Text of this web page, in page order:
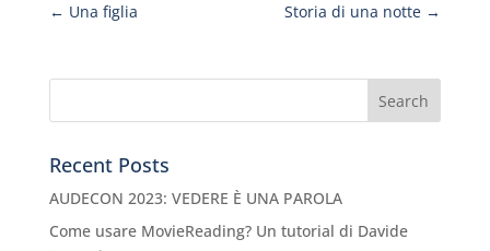
← Una figlia Storia di una notte →
Recent Posts
AUDECON 2023: VEDERE È UNA PAROLA
Come usare MovieReading? Un tutorial di Davide